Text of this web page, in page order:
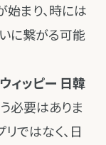
まり、時には
に繋がる可能
ウィッピー 日韓
必要はありま
ではなく、日